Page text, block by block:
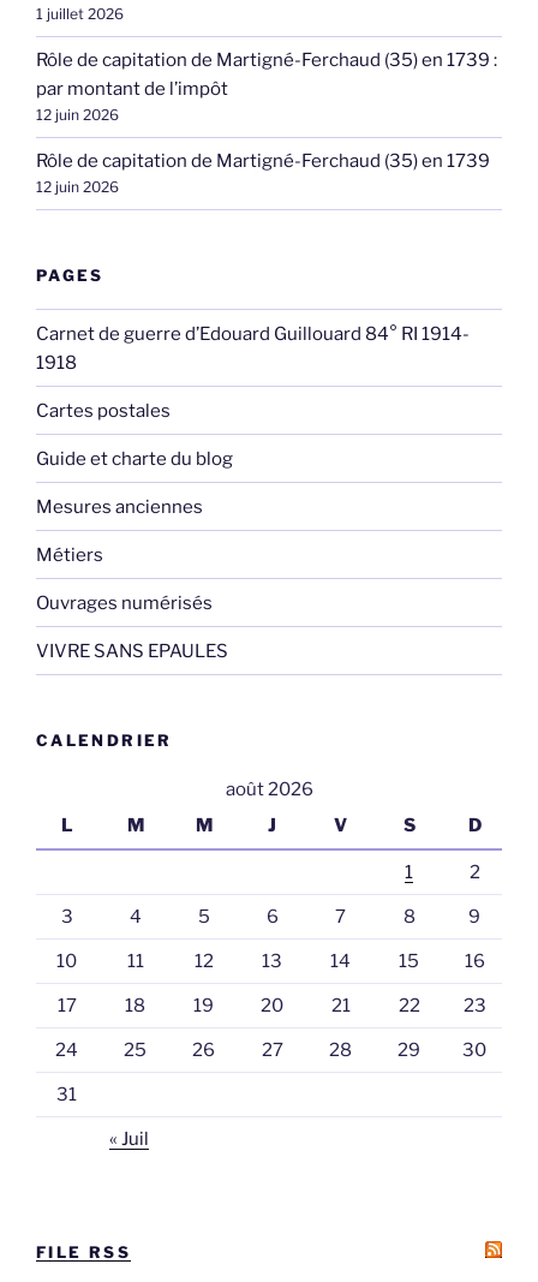
1 juillet 2026
Rôle de capitation de Martigné-Ferchaud (35) en 1739 :
par montant de l’impôt
12 juin 2026
Rôle de capitation de Martigné-Ferchaud (35) en 1739
12 juin 2026
PAGES
Carnet de guerre d’Edouard Guillouard 84° RI 1914-
1918
Cartes postales
Guide et charte du blog
Mesures anciennes
Métiers
Ouvrages numérisés
VIVRE SANS EPAULES
CALENDRIER
août 2026
L
M M J V S D
1 2
3 4 5 6 7 8 9
10 11 12 13 14 15 16
17 18 19 20 21 22 23
24 25 26 27 28 29 30
31
« Juil
FILE RSS